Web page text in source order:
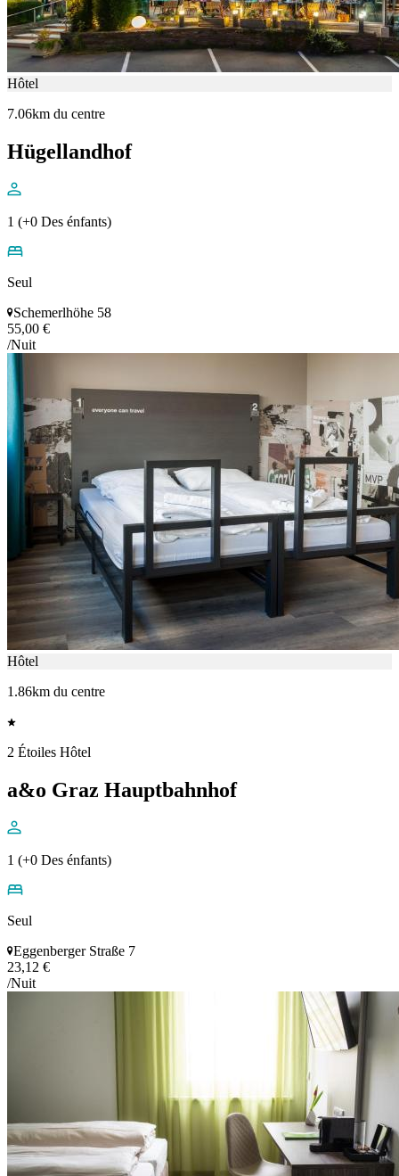
Hôtel
7.06km du centre
Hügellandhof
1 (+0 Des énfants)
Seul
Schemerlhöhe 58
55,00 €
/Nuit
Hôtel
1.86km du centre
2 Étoiles Hôtel
a&o Graz Hauptbahnhof
1 (+0 Des énfants)
Seul
Eggenberger Straße 7
23,12 €
/Nuit